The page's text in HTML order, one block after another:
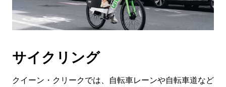
サイクリング
クイーン・クリークでは、自転車レーンや自転車道など